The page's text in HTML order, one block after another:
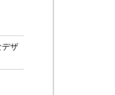
デザ